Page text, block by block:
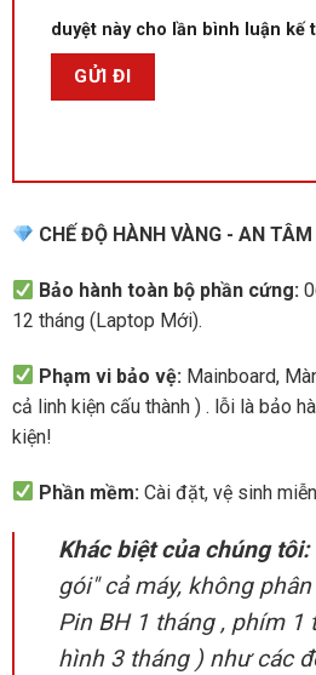
duyệt này cho lần bình luận kế
CHẾ ĐỘ HÀNH VÀNG - AN
Bảo hành toàn bộ phần cứng:
12 tháng (Laptop Mới).
Phạm vi bảo vệ: Mainboard,
cả linh kiện cấu thành ) . lỗi là bảo
kiện!
Phần mềm: Cài đặt, vệ sinh
Khác biệt của chúng tôi:
gói" cả máy, không
Pin BH 1 tháng , phím 1
hình 3 tháng ) như các